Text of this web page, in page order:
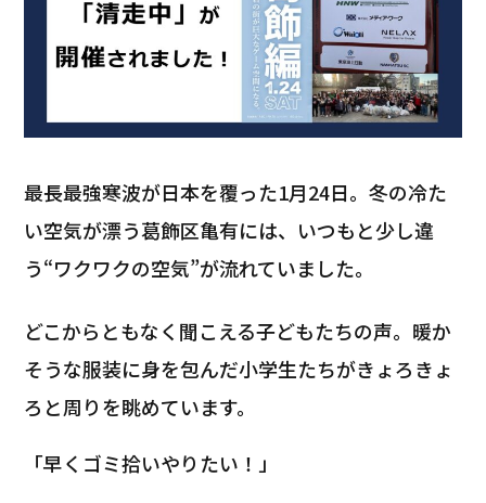
最長最強寒波が日本を覆った1月24日。冬の冷た
い空気が漂う葛飾区亀有には、いつもと少し違
う“ワクワクの空気”が流れていました。
どこからともなく聞こえる子どもたちの声。暖か
そうな服装に身を包んだ小学生たちがきょろきょ
ろと周りを眺めています。
「早くゴミ拾いやりたい！」